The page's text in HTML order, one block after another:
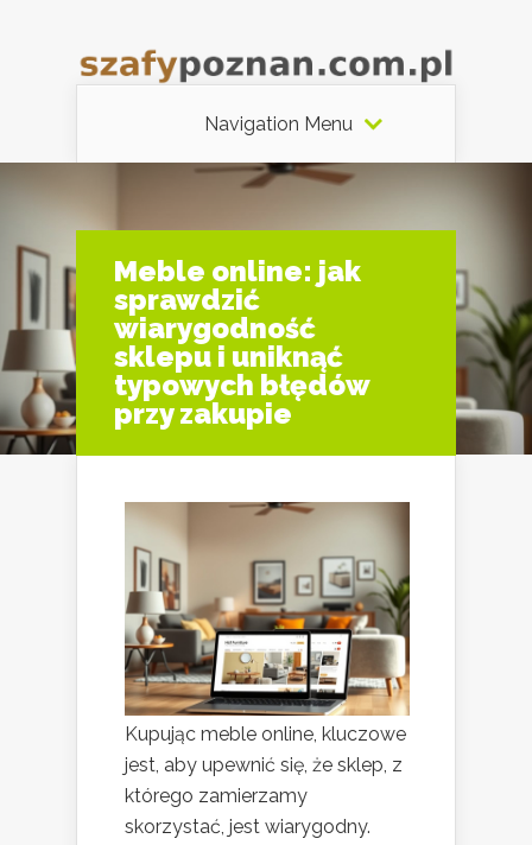
Navigation Menu
Meble online: jak
sprawdzić
wiarygodność
sklepu i uniknąć
typowych błędów
przy zakupie
Kupując meble online, kluczowe
jest, aby upewnić się, że sklep, z
którego zamierzamy
skorzystać, jest wiarygodny.